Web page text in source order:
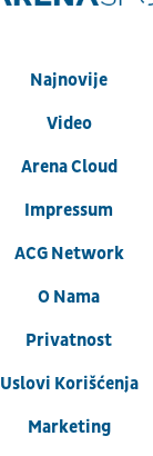
Najnovije
Video
Arena Cloud
Impressum
ACG Network
O Nama
Privatnost
Uslovi Korišćenja
Marketing